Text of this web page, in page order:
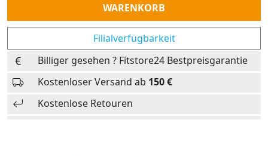
WARENKORB
Filialverfügbarkeit
Billiger gesehen ? Fitstore24 Bestpreisgarantie
Kostenloser Versand ab 150 €
Kostenlose Retouren